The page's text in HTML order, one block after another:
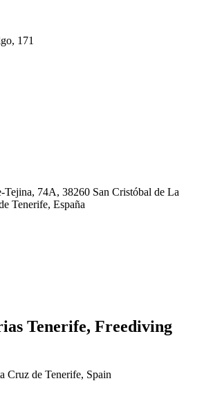
171
Tejina, 74A, 38260 San Cristóbal de La
Tenerife, España
Tenerife, Freediving
Cruz de Tenerife, Spain